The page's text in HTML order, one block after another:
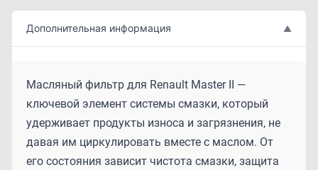
Дополнительная информация ▲
Масляный фильтр для Renault Master II —
ключевой элемент системы смазки, который
удерживает продукты износа и загрязнения, не
давая им циркулировать вместе с маслом. От
его состояния зависит чистота смазки, защита